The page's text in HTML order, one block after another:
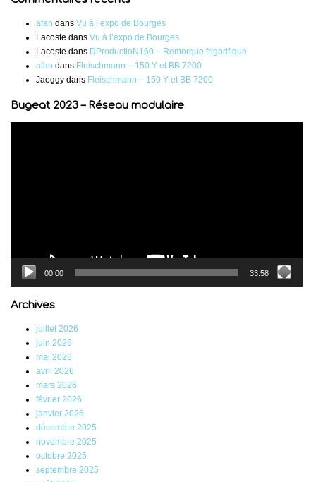
afan dans Vu à l’expo de Bourges
Lacoste dans Vu à l’expo de Bourges
Lacoste dans DProductioN160 – Remorque frigorifique
afan dans Fleischmann – 150 Y et BB 7200
Jaeggy dans Fleischmann – 150 Y et BB 7200
Bugeat 2023 – Réseau modulaire
00:00 33:58
Archives
juillet 2026
juin 2026
mai 2026
avril 2026
mars 2026
février 2026
janvier 2026
décembre 2025
novembre 2025
octobre 2025
septembre 2025